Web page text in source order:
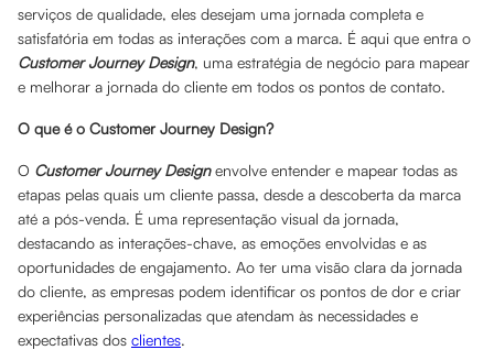
serviços de qualidade, eles desejam uma jornada completa e
satisfatória em todas as interações com a marca. É aqui que entra o
Customer Journey Design, uma estratégia de negócio para mapear
e melhorar a jornada do cliente em todos os pontos de contato.
O que é o Customer Journey Design?
O Customer Journey Designenvolve entender e mapear todas as
etapas pelas quais um cliente passa, desde a descoberta da marca
até a pós-venda. É uma representação visual da jornada,
destacando as interações-chave, as emoções envolvidas e as
oportunidades de engajamento. Ao ter uma visão clara da jornada
do cliente, as empresas podem identificar os pontos de dor e criar
experiências personalizadas que atendam às necessidades e
expectativas dos clientes.